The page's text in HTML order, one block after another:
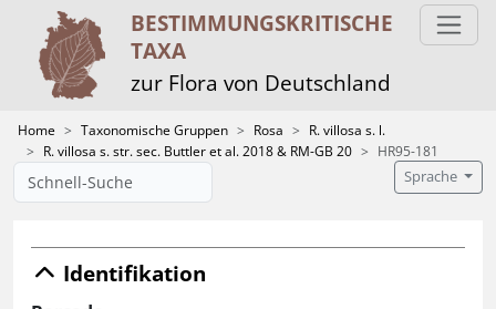
BESTIMMUNGS­KRITISCHE
TAXA
zur Flora von Deutschland
Home Taxonomische Gruppen Rosa
R. villosa s. l.
R. villosa s. str. sec. Buttler et al. 2018 & RM-GB 20
HR95-181
Sprache
Identifikation